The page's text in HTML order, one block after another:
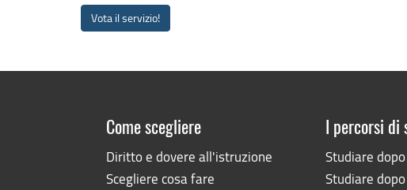
Vota il servizio!
Come scegliere
Diritto e dovere all'istruzione
Scegliere cosa fare
I percorsi di
Studiare
Studiare